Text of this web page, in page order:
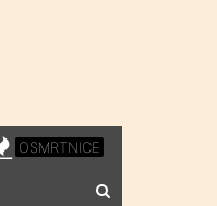
OSMRTNICE
OSMRTNICE